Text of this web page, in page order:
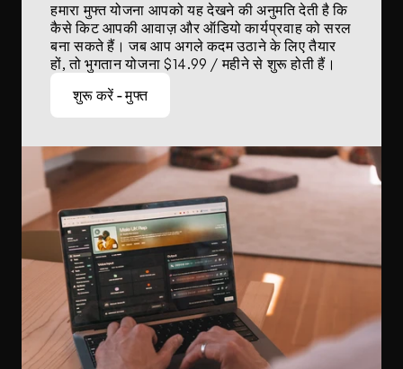
हमारा मुफ्त योजना आपको यह देखने की अनुमति देती है कि
कैसे किट आपकी आवाज़ और ऑडियो कार्यप्रवाह को सरल
बना सकते हैं। जब आप अगले कदम उठाने के लिए तैयार
हों, तो भुगतान योजना $14.99 / महीने से शुरू होती हैं।
शुरू करें - मुफ्त